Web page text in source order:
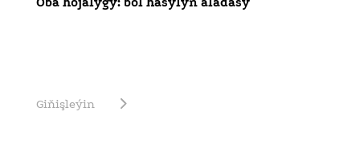
Giňişleýin